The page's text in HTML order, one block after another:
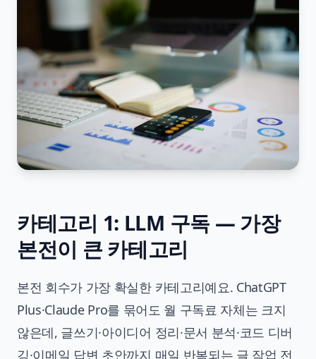
카테고리 1: LLM 구독 — 가장
본전이 큰 카테고리
본전 회수가 가장 확실한 카테고리예요. ChatGPT
Plus·Claude Pro를 묶어도 월 구독료 자체는 크지
않은데, 글쓰기·아이디어 정리·문서 분석·코드 디버
깅·이메일 답변 초안까지 매일 반복되는 글 작업 전